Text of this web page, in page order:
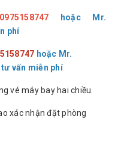
0975158747 hoặc
Mr.
phí
hoặc Mr.
vấn miễn phí
vé máy bay hai chiều.
xác nhận đặt phòng